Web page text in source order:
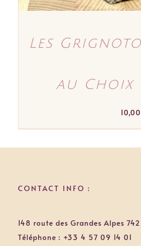
Les
au Choix
10,00
CONTACT INFO :
148 route des Grandes Alpes
Téléphone : +33 4 57 09 14 01